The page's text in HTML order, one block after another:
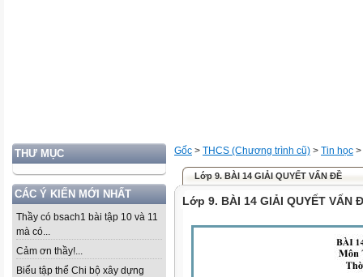
THƯ MỤC
CÁC Ý KIẾN MỚI NHẤT
Thầy có bsach1 bài tập 10 và 11
mà có...
Cảm ơn thầy!...
Biểu tập thể Chi bộ xây dựng
Gốc > THCS (Chương trình cũ) > Tin học >
Lớp 9. BÀI 14 GIẢI QUYẾT VẤN ĐỀ
Lớp 9. BÀI 14 GIẢI QUYẾT VẤN